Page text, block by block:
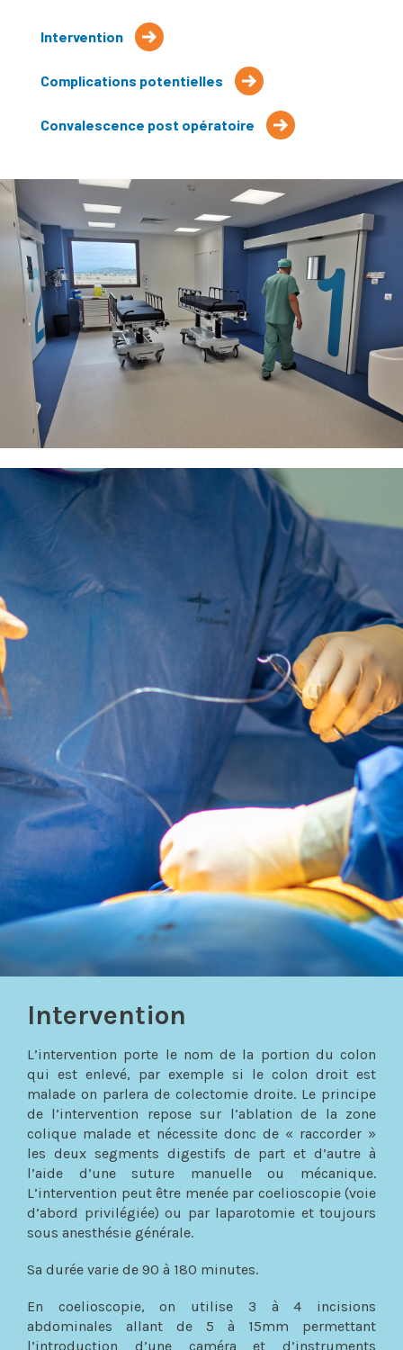
Intervention
Complications potentielles
Convalescence post opératoire
Intervention
L’intervention porte le nom de la portion du colon
qui est enlevé, par exemple si le colon droit est
malade on parlera de colectomie droite. Le principe
de l’intervention repose sur l’ablation de la zone
colique malade et nécessite donc de « raccorder »
les deux segments digestifs de part et d’autre à
l’aide d’une suture manuelle ou mécanique.
L’intervention peut être menée par coelioscopie (voie
d’abord privilégiée) ou par laparotomie et toujours
sous anesthésie générale.
Sa durée varie de 90 à 180 minutes.
En coelioscopie, on utilise 3 à 4 incisions
abdominales allant de 5 à 15mm permettant
l’introduction d’une caméra et d’instruments